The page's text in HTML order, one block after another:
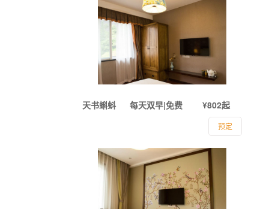
天书蝌蚪 ¥802起
每天双早|免费
预定